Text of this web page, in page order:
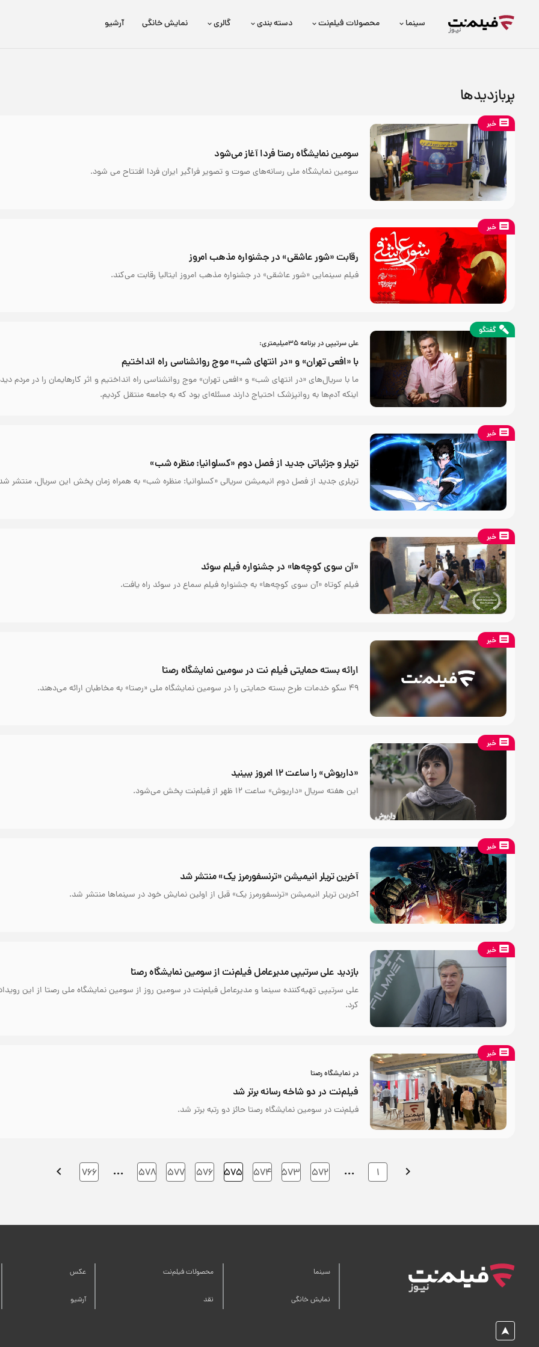
سینما محصولات فیلم‌نت دسته بندی گالری نمایش خانگی آرشیو
پربازدیدها
خبر
سومین نمایشگاه رصتا فردا آغاز می‌شود
سومین نمایشگاه ملی رسانه‌های صوت و تصویر فراگیر ایران فردا افتتاح می شود.
خبر
رقابت «شور عاشقی» در جشنواره مذهب امروز
فیلم سینمایی «شور عاشقی» در جشنواره مذهب امروز ایتالیا رقابت می‌کند.
گفتگو
علی سرتیپی در برنامه ۳۵میلیمتری:
با «افعی تهران» و «در انتهای شب» موج روانشناسی راه انداختیم
ما با سریال‌های «در انتهای شب» و «افعی تهران» موج روانشناسی راه انداختیم و اثر کارهایمان را در مردم
اینکه آدم‌ها به روانپزشک احتیاج دارند مسئله‌ای بود که به جامعه منتقل کردیم.
خبر
تریلر و جزئیاتی جدید از فصل دوم «کسلوانیا: منظره شب»
تریلری جدید از فصل دوم انیمیشن سریالی «کسلوانیا: منظره شب» به همراه زمان پخش این سریال، منتشر
خبر
«آن سوی کوچه‌ها» در جشنواره فیلم سوئد
فیلم کوتاه «آن سوی کوچه‌ها» به جشنواره فیلم سماع در سوئد راه یافت.
خبر
ارائه بسته حمایتی فیلم نت در سومین نمایشگاه رصتا
۴۹ سکو خدمات طرح بسته حمایتی را در سومین نمایشگاه ملی «رصتا» به مخاطبان ارائه می‌دهند.
خبر
«داریوش» را ساعت ۱۲ امروز ببینید
این هفته سریال «داريوش» ساعت ۱۲ ظهر از فیلم‌نت پخش می‌شود.
خبر
آخرین تریلر انیمیشن «ترنسفورمرز یک» منتشر شد
آخرین تریلر انیمیشن «ترنسفورمرز یک» قبل از اولین نمایش خود در سینماها منتشر شد.
خبر
بازدید علی سرتیپی مدیرعامل فیلم‌نت از سومین نمایشگاه رصتا
علی سرتیپی تهیه‌کننده سینما و مدیرعامل‌ فیلم‌نت در سومین روز از سومین نمایشگاه ملی رصتا از این‌
کرد.
خبر
در نمایشگاه رصتا
فیلم‌نت در دو شاخه رسانه برتر شد
فیلم‌نت در سومین نمایشگاه رصتا حائز دو رتبه برتر شد.
۱ … ۵۷۲ ۵۷۳ ۵۷۴ ۵۷۵ ۵۷۶ ۵۷۷ ۵۷۸ … ۷۶۶
سینما
نمایش خانگی
محصولات فیلم‌نت
نقد
عکس
آرشیو